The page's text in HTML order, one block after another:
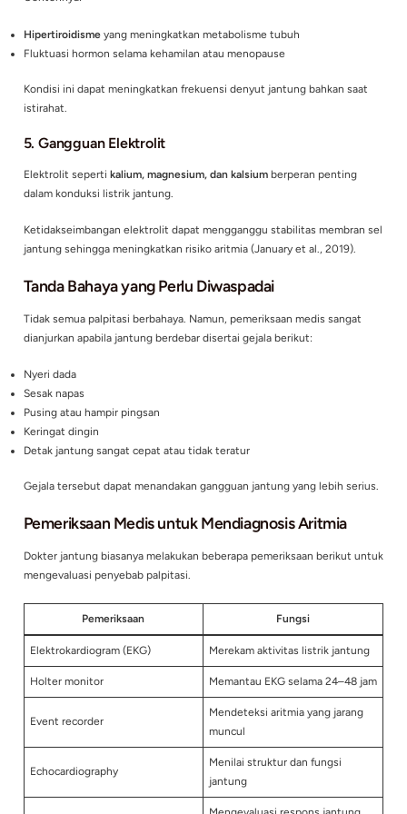
meningkatkan pelepasan hormon sepertiadrenalin dan
Hormon tersebut meningkatkan:
Kontraktilitas jantung
Sensitivitas sistem konduksi jantung
beristirahat.
3. Konsumsi Kafein atau Stimulan
Zat stimulan seperti:
Kafein
Nikotin
Minuman energi
Obat dekongestan
dapat merangsang sistem saraf simpatik dan memicu
Beberapa individu memiliki sensitivitas tinggi terhadap
lebih mudah mengalami palpitasi.
4. Gangguan Hormon
Perubahan hormon tertentu dapat memengaruhi aktivitas
yang meningkatkan metabolisme tubuh
Fluktuasi hormon selama kehamilan atau menopause